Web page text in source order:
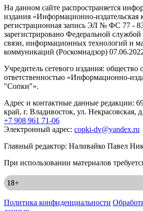
На данном сайте распространяется
издания «Информационно-
регистрационная запись ЭЛ № ФС 77 -
зарегистрировано Федеральной
связи, информационных технологий и
коммуникаций (Роскомнадзор)
Учредитель сетевого издания: общество
ответственностью «Информационно-
"Сопки"».
Адрес и контактные данные редакции:
край, г. Владивосток, ул. Некрасовская,
+7 908 961 71-06
Электронный адрес: copki-dv@yandex.ru
Главный редактор: Наливайко Павел
При использовании материалов
18+
Политика конфиденциальности